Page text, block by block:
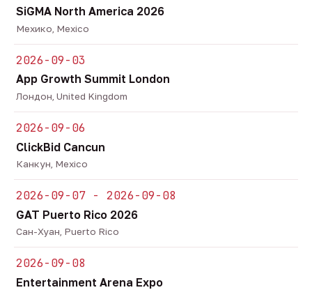
SiGMA North America 2026
Мехико, Mexico
2026-09-03
App Growth Summit London
Лондон, United Kingdom
2026-09-06
ClickBid Cancun
Канкун, Mexico
2026-09-07 - 2026-09-08
GAT Puerto Rico 2026
Сан-Хуан, Puerto Rico
2026-09-08
Entertainment Arena Expo